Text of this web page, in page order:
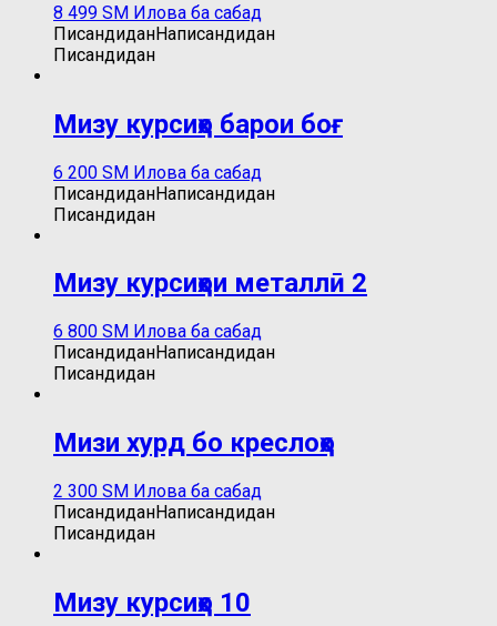
8 499 ЅМ Илова ба сабад
ПисандиданНаписандидан
Писандидан
Мизу курсиҳо барои боғ
6 200 ЅМ Илова ба сабад
ПисандиданНаписандидан
Писандидан
Мизу курсиҳои металлӣ 2
6 800 ЅМ Илова ба сабад
ПисандиданНаписандидан
Писандидан
Мизи хурд бо креслоҳо
2 300 ЅМ Илова ба сабад
ПисандиданНаписандидан
Писандидан
Мизу курсиҳо 10